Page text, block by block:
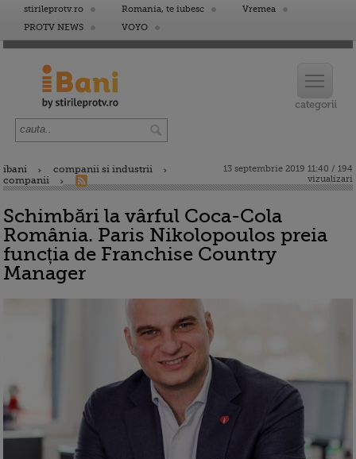
stirileprotv.ro Romania, te iubesc
Vremea
PROTV NEWS
VOYO
ibani
companii si industrii
companii
13 septembrie 2019 11:40 / 194
vizualizari
Schimbări la vârful Coca-Cola
România. Paris Nikolopoulos preia
funcția de Franchise Country
Manager